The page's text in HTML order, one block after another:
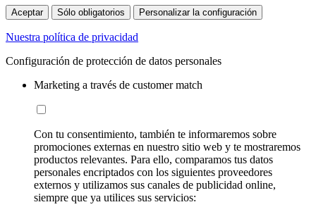
Aceptar Sólo obligatorios Personalizar la configuración
Nuestra política de privacidad
Configuración de protección de datos personales
Marketing a través de customer match
Con tu consentimiento, también te informaremos sobre
promociones externas en nuestro sitio web y te mostraremos
productos relevantes. Para ello, comparamos tus datos
personales encriptados con los siguientes proveedores
externos y utilizamos sus canales de publicidad online,
siempre que ya utilices sus servicios: